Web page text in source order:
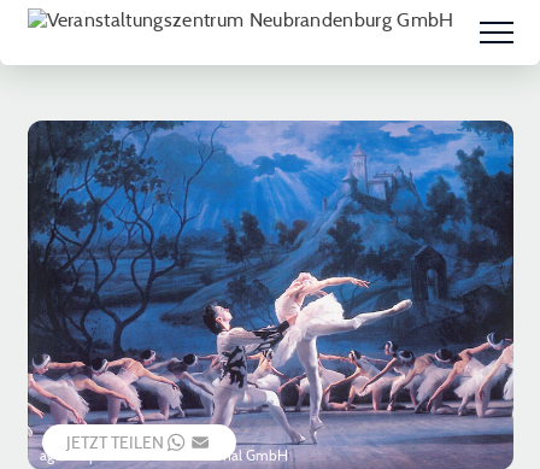
agenda production International GmbH
JETZT TEILEN WHATSAPP
EMAIL